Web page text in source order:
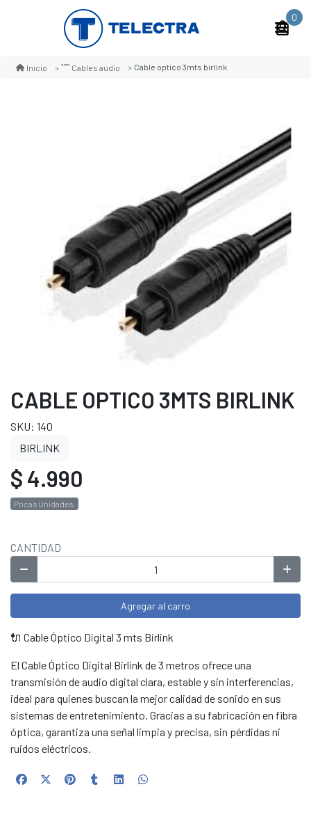
0
Inicio Cables audio Cable optico 3mts birlink
CABLE OPTICO 3MTS BIRLINK
SKU: 140
BIRLINK
$ 4.990
Pocas Unidades.
CANTIDAD
Agregar al carro
🔌 Cable Óptico Digital 3 mts Birlink
El Cable Óptico Digital Birlink de 3 metros ofrece una
transmisión de audio digital clara, estable y sin interferencias,
ideal para quienes buscan la mejor calidad de sonido en sus
sistemas de entretenimiento. Gracias a su fabricación en fibra
óptica, garantiza una señal limpia y precisa, sin pérdidas ni
ruidos eléctricos.